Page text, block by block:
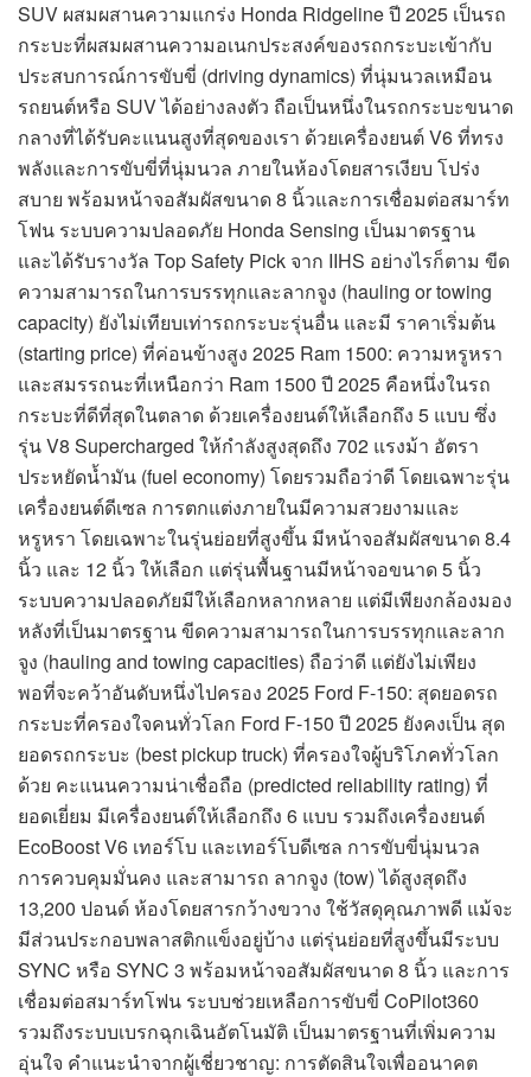
SUV ผสมผสานความแกร่ง Honda Ridgeline ปี 2025 เป็นรถ
กระบะที่ผสมผสานความอเนกประสงค์ของรถกระบะเข้ากับ
ประสบการณ์การขับขี่ (driving dynamics) ที่นุ่มนวลเหมือน
รถยนต์หรือ SUV ได้อย่างลงตัว ถือเป็นหนึ่งในรถกระบะขนาด
กลางที่ได้รับคะแนนสูงที่สุดของเรา ด้วยเครื่องยนต์ V6 ที่ทรง
พลังและการขับขี่ที่นุ่มนวล ภายในห้องโดยสารเงียบ โปร่ง
สบาย พร้อมหน้าจอสัมผัสขนาด 8 นิ้วและการเชื่อมต่อสมาร์ท
โฟน ระบบความปลอดภัย Honda Sensing เป็นมาตรฐาน
และได้รับรางวัล Top Safety Pick จาก IIHS อย่างไรก็ตาม ขีด
ความสามารถในการบรรทุกและลากจูง (hauling or towing
capacity) ยังไม่เทียบเท่ารถกระบะรุ่นอื่น และมี ราคาเริ่มต้น
(starting price) ที่ค่อนข้างสูง 2025 Ram 1500: ความหรูหรา
และสมรรถนะที่เหนือกว่า Ram 1500 ปี 2025 คือหนึ่งในรถ
กระบะที่ดีที่สุดในตลาด ด้วยเครื่องยนต์ให้เลือกถึง 5 แบบ ซึ่ง
รุ่น V8 Supercharged ให้กำลังสูงสุดถึง 702 แรงม้า อัตรา
ประหยัดน้ำมัน (fuel economy) โดยรวมถือว่าดี โดยเฉพาะรุ่น
เครื่องยนต์ดีเซล การตกแต่งภายในมีความสวยงามและ
หรูหรา โดยเฉพาะในรุ่นย่อยที่สูงขึ้น มีหน้าจอสัมผัสขนาด 8.4
นิ้ว และ 12 นิ้ว ให้เลือก แต่รุ่นพื้นฐานมีหน้าจอขนาด 5 นิ้ว
ระบบความปลอดภัยมีให้เลือกหลากหลาย แต่มีเพียงกล้องมอง
หลังที่เป็นมาตรฐาน ขีดความสามารถในการบรรทุกและลาก
จูง (hauling and towing capacities) ถือว่าดี แต่ยังไม่เพียง
พอที่จะคว้าอันดับหนึ่งไปครอง 2025 Ford F-150: สุดยอดรถ
กระบะที่ครองใจคนทั่วโลก Ford F-150 ปี 2025 ยังคงเป็น สุด
ยอดรถกระบะ (best pickup truck) ที่ครองใจผู้บริโภคทั่วโลก
ด้วย คะแนนความน่าเชื่อถือ (predicted reliability rating) ที่
ยอดเยี่ยม มีเครื่องยนต์ให้เลือกถึง 6 แบบ รวมถึงเครื่องยนต์
EcoBoost V6 เทอร์โบ และเทอร์โบดีเซล การขับขี่นุ่มนวล
การควบคุมมั่นคง และสามารถ ลากจูง (tow) ได้สูงสุดถึง
13,200 ปอนด์ ห้องโดยสารกว้างขวาง ใช้วัสดุคุณภาพดี แม้จะ
มีส่วนประกอบพลาสติกแข็งอยู่บ้าง แต่รุ่นย่อยที่สูงขึ้นมีระบบ
SYNC หรือ SYNC 3 พร้อมหน้าจอสัมผัสขนาด 8 นิ้ว และการ
เชื่อมต่อสมาร์ทโฟน ระบบช่วยเหลือการขับขี่ CoPilot360
รวมถึงระบบเบรกฉุกเฉินอัตโนมัติ เป็นมาตรฐานที่เพิ่มความ
อุ่นใจ คำแนะนำจากผู้เชี่ยวชาญ: การตัดสินใจเพื่ออนาคต